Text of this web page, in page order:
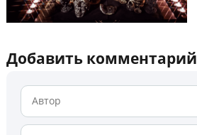
Добавить комментарий